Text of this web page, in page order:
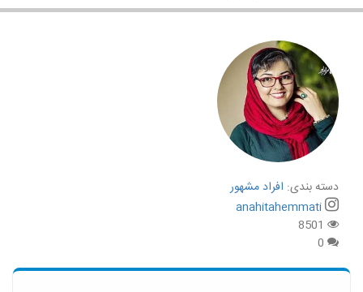
دسته بندی: افراد مشهور
anahitahemmati